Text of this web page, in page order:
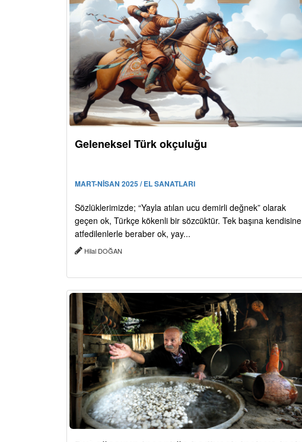
Geleneksel Türk okçuluğu
MART-NİSAN 2025 / EL SANATLARI
Sözlüklerimizde; “Yayla atılan ucu demirli değnek” olarak
geçen ok, Türkçe kökenli bir sözcüktür. Tek başına kendisine
atfedilenlerle beraber ok, yay...
Hilal DOĞAN